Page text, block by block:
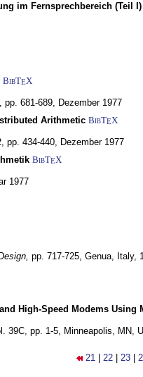
im Fernsprechbereich (Teil I)
BibTEX
pp. 681-689, Dezember 1977
Arithmetic BibTEX
pp. 434-440, Dezember 1977
BibTEX
1977
pp. 717-725, Genua, Italy,
High-Speed Modems Using
39C, pp. 1-5, Minneapolis, MN,
21 22 23